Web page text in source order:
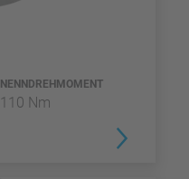
NENNDREHMOMENT
110 Nm